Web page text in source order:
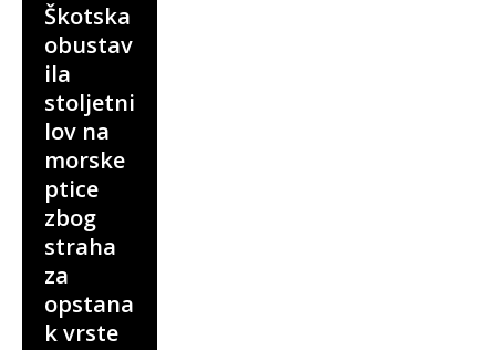
Škotska
obustav
ila
stoljetni
lov na
morske
ptice
zbog
straha
za
opstana
k vrste